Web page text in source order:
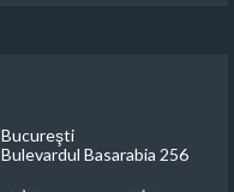
Bucureşti
Bulevardul Basarabia 256